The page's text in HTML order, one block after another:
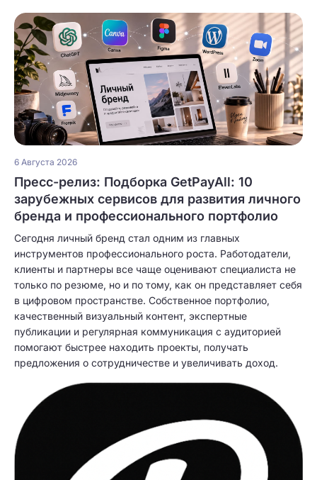
6 Августа 2026
Пресс-релиз: Подборка GetPayAll: 10
зарубежных сервисов для развития личного
бренда и профессионального портфолио
Сегодня личный бренд стал одним из главных
инструментов профессионального роста. Работодатели,
клиенты и партнеры все чаще оценивают специалиста не
только по резюме, но и по тому, как он представляет себя
в цифровом пространстве. Собственное портфолио,
качественный визуальный контент, экспертные
публикации и регулярная коммуникация с аудиторией
помогают быстрее находить проекты, получать
предложения о сотрудничестве и увеличивать доход.